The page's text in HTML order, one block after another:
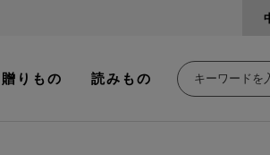
贈りもの 読みもの